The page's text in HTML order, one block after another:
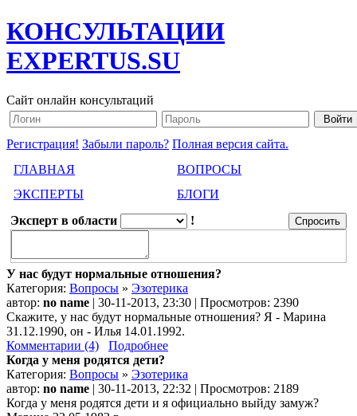
КОНСУЛЬТАЦИИ
EXPERTUS.SU
Сайт онлайн консультаций
Регистрация! Забыли пароль? Полная версия сайта.
ГЛАВНАЯ
ВОПРОСЫ
ЭКСПЕРТЫ
БЛОГИ
Эксперт в области
!
У нас будут нормальные отношения?
Категория: Вопросы » Эзотерика
автор: no name | 30-11-2013, 23:30 | Просмотров: 2390
Скажите, у нас будут нормальные отношения? Я - Марина
31.12.1990, он - Илья 14.01.1992.
Комментарии (4)
Подробнее
Когда у меня родятся дети?
Категория: Вопросы » Эзотерика
автор: no name | 30-11-2013, 22:32 | Просмотров: 2189
Когда у меня родятся дети и я официально выйду замуж?